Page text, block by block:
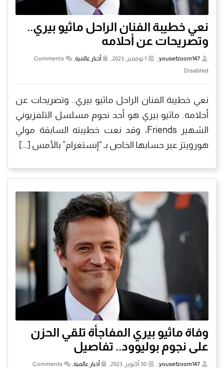
نعي خطيبة الفنان الراحل ماثيو بيري..
وتصريحات عن أحلامه
yousefzoom147
, أخبار عالمية,
Comments
Disabled
نعي خطيبة الفنان الراحل ماثيو بيري.. وتصريحات عن
أحلامه. ماثيو بيري هو أحد نجوم مسلسل التلفزيوني
الشهير Friends، وقد نعت خطيبته السابقة مولي
هورويتز عبر حسابها الخاص بـ “إنستغرام” بالأمس […]
وفاة ماثيو بيري المفاجأة تلقي الحزن
على نجوم بوليوود.. تفاصيل
yousefzoom147 أخبار عالمية
Comments